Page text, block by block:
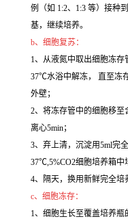
例（如 1:2、1:3 等）接种
基，继续培养。
b、细胞复苏：
1、从液氮中取出细胞冻
37℃水浴中解冻， 直至冻
外壁；
2、将冻存管中的细胞移至
离心5min；
3、弃上清，沉淀用5ml完
37℃,5%CO2细胞培养箱中
4、隔天，换用新鲜完全培
c、细胞冻存：
1、细胞生长至覆盖培养瓶